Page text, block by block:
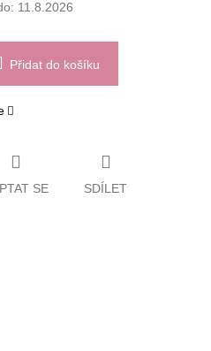
11.8.2026
Přidat do košíku
SE SDÍLET